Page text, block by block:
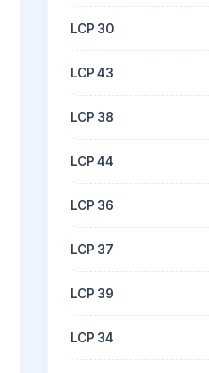
LCP 30
LCP 43
LCP 38
LCP 44
LCP 36
LCP 37
LCP 39
LCP 34